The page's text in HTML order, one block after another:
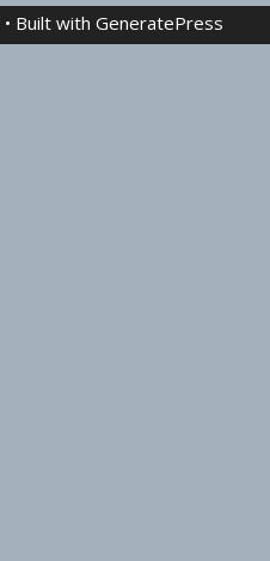
• Built with GeneratePress